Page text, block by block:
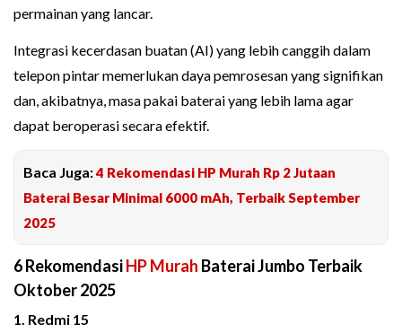
permainan yang lancar.
Integrasi kecerdasan buatan (AI) yang lebih canggih dalam
telepon pintar memerlukan daya pemrosesan yang signifikan
dan, akibatnya, masa pakai baterai yang lebih lama agar
dapat beroperasi secara efektif.
Baca Juga:4 Rekomendasi HP Murah Rp 2 Jutaan
Baterai Besar Minimal 6000 mAh, Terbaik September
2025
6 RekomendasiHP Murah Baterai Jumbo Terbaik
Oktober 2025
1. Redmi 15